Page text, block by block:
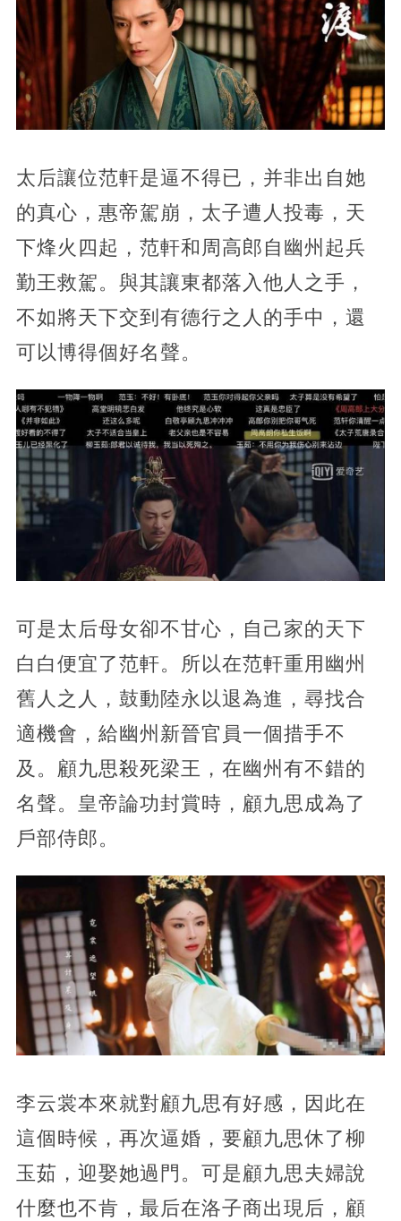
太后讓位范軒是逼不得已，并非出自她
的真心，惠帝駕崩，太子遭人投毒，天
下烽火四起，范軒和周高郎自幽州起兵
勤王救駕。與其讓東都落入他人之手，
不如將天下交到有德行之人的手中，還
可以博得個好名聲。
可是太后母女卻不甘心，自己家的天下
白白便宜了范軒。所以在范軒重用幽州
舊人之人，鼓動陸永以退為進，尋找合
適機會，給幽州新晉官員一個措手不
及。顧九思殺死梁王，在幽州有不錯的
名聲。皇帝論功封賞時，顧九思成為了
戶部侍郎。
李云裳本來就對顧九思有好感，因此在
這個時候，再次逼婚，要顧九思休了柳
玉茹，迎娶她過門。可是顧九思夫婦說
什麼也不肯，最后在洛子商出現后，顧